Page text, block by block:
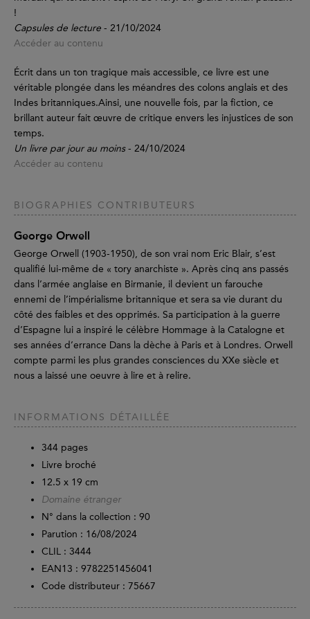
!
Capsules de lecture - 21/10/2024
Accéder au contenu
Écrit dans un ton tragique mais accessible, ce livre est une
véritable plongée dans les méandres des colons anglais et des
Indes britanniques.Ainsi, une nouvelle fois, par la fiction, ce
brillant auteur fait œuvre de critique envers les injustices de son
temps.
Un livre par jour au moins- 24/10/2024
Accéder au contenu
BIOGRAPHIES CONTRIBUTEURS
George Orwell
George Orwell (1903-1950), de son vrai nom Eric Blair, s’est
qualifié lui-même de « tory anarchiste ». Après cinq ans passés
dans l’armée anglaise en Birmanie, il devient un farouche
ennemi de l’impérialisme britannique et sera sa vie durant du
côté des faibles et des opprimés. Sa participation à la guerre
d’Espagne lui a inspiré le célèbre Hommage à la Catalogne et
ses années d’errance Dans la dèche à Paris et à Londres. Orwell
compte parmi les plus grandes consciences du XXe siècle et
nous a laissé une oeuvre à lire et à relire.
INFORMATIONS DÉTAILLÉE
344 pages
Livre broché
12.5 x 19 cm
Domaine étranger
N° dans la collection : 90
Parution : 16/08/2024
CLIL : 3444
EAN13 : 9782251456041
Code distributeur : 75667